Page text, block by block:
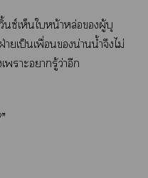
นซ์เห็นใหน้าหล่อผู้บุ
ยเป็นเพื่อนน่านน้ำจึงไม่
าะารู้ว่าอีก